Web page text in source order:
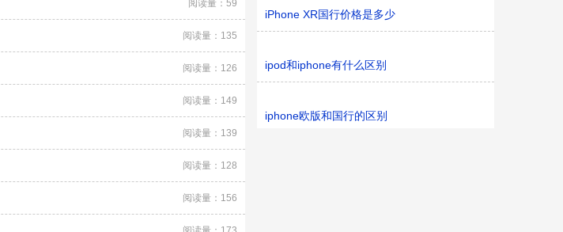
阅读量：59
阅读量：135
阅读量：126
阅读量：149
阅读量：139
阅读量：128
阅读量：156
iPhone XR国行价格是多少
ipod和iphone有什么区别
iphone欧版和国行的区别